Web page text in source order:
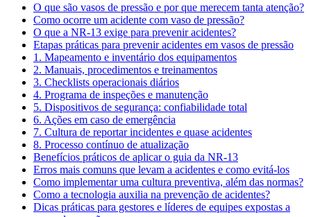
O que são vasos de pressão e por que merecem tanta atenção?
Como ocorre um acidente com vaso de pressão?
O que a NR-13 exige para prevenir acidentes?
Etapas práticas para prevenir acidentes em vasos de pressão
1. Mapeamento e inventário dos equipamentos
2. Manuais, procedimentos e treinamentos
3. Checklists operacionais diários
4. Programa de inspeções e manutenção
5. Dispositivos de segurança: confiabilidade total
6. Ações em caso de emergência
7. Cultura de reportar incidentes e quase acidentes
8. Processo contínuo de atualização
Benefícios práticos de aplicar o guia da NR-13
Erros mais comuns que levam a acidentes e como evitá-los
Como implementar uma cultura preventiva, além das normas?
Como a tecnologia auxilia na prevenção de acidentes?
Dicas práticas para gestores e líderes de equipes expostas a